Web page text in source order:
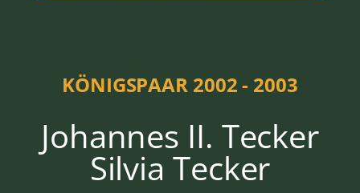
KÖNIGSPAAR 2002 - 2003
Johannes II. Tecker
Silvia Tecker